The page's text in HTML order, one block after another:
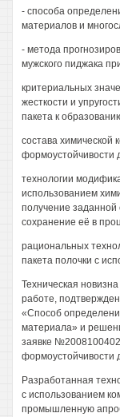
- способа
материалов и
- метода
мужского пиджака
критериальных
жесткости и
пакета к
состава
формоустойчивости
технологии
использованием
получение
сохранение её в
рациональных
пакета полочки с
Техническая
работе,
«Способ
материала» и
заявке
формоустойчивости
Разработанная
с использованием
промышленную